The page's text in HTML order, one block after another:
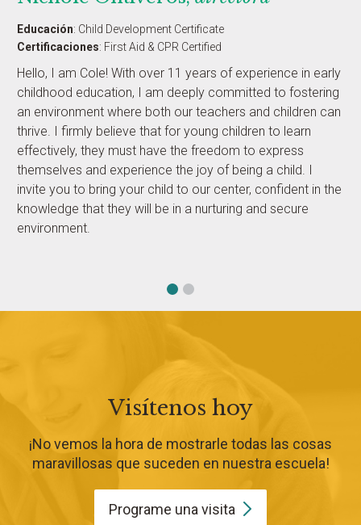
Educación: Child Development Certificate
Certificaciones: First Aid & CPR Certified
Hello, I am Cole! With over 11 years of experience in early
childhood education, I am deeply committed to fostering
an environment where both our teachers and children can
thrive. I firmly believe that for young children to learn
effectively, they must have the freedom to express
themselves and experience the joy of being a child. I
invite you to bring your child to our center, confident in the
knowledge that they will be in a nurturing and secure
environment.
Visítenos hoy
¡No vemos la hora de mostrarle todas las cosas
maravillosas que suceden en nuestra escuela!
Programe una visita